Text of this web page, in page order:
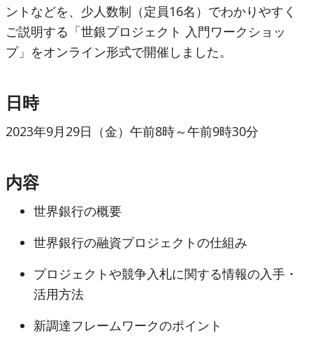
ントなどを、少人数制（定員16名）でわかりやすく
ご説明する「世銀プロジェクト 入門ワークショッ
プ」をオンライン形式で開催しました。
日時
2023年9月29日（金）午前8時～午前9時30分
内容
世界銀行の概要
世界銀行の融資プロジェクトの仕組み
プロジェクトや競争入札に関する情報の入手・
活用方法
新調達フレームワークのポイント